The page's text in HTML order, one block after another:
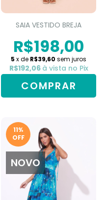
SAIA VESTIDO BREJA
R$198,00
5 x de R$39,60 sem juros
R$192,06 à vista no Pix
COMPRAR
11%
OFF
NOVO